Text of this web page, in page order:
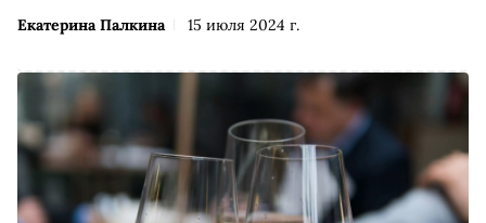
Екатерина Палкина 15 июля 2024 г.